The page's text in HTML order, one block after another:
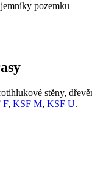
pozemku
stěny,
F, KSF M, KSF U.